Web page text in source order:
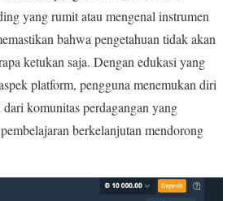
yang rumit atau mengenal instrumen
bahwa pengetahuan tidak akan
ketukan saja. Dengan edukasi yang
platform, pengguna menemukan diri
dari komunitas perdagangan yang
berkelanjutan mendorong